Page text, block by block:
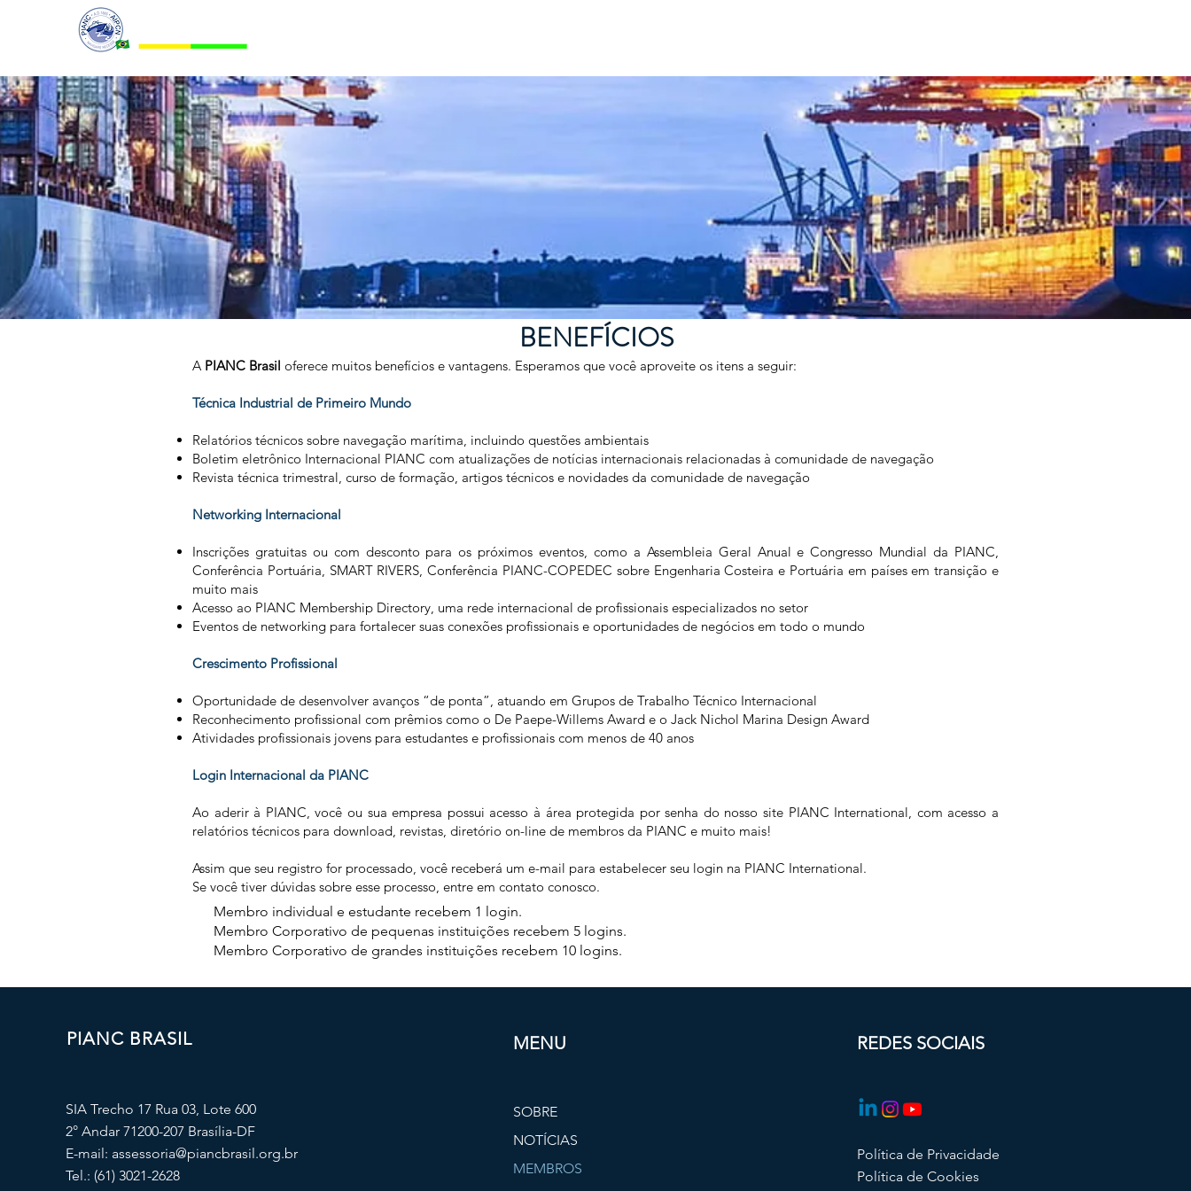
BENEFÍCIOS
A PIANC Brasil oferece muitos benefícios e vantagens. Esperamos que você aproveite os itens a seguir:
Técnica Industrial de Primeiro Mundo
Relatórios técnicos sobre navegação marítima, incluindo questões ambientais
Boletim eletrônico Internacional PIANC com atualizações de notícias internacionais relacionadas à comunidade de navegação
Revista técnica trimestral, curso de formação, artigos técnicos e novidades da comunidade de navegação
Networking Internacional
Inscrições gratuitas ou com desconto para os próximos eventos, como a Assembleia Geral Anual e Congresso Mundial da PIANC,
Conferência Portuária, SMART RIVERS, Conferência PIANC-COPEDEC sobre Engenharia Costeira e Portuária em países em transição e
muito mais
Acesso ao PIANC Membership Directory, uma rede internacional de profissionais especializados no setor
Eventos de networking para fortalecer suas conexões profissionais e oportunidades de negócios em todo o mundo
Crescimento Profissional
Oportunidade de desenvolver avanços “de ponta”, atuando em Grupos de Trabalho Técnico Internacional
Reconhecimento profissional com prêmios como o De Paepe-Willems Award e o Jack Nichol Marina Design Award
Atividades profissionais jovens para estudantes e profissionais com menos de 40 anos
Login Internacional da PIANC
Ao aderir à PIANC, você ou sua empresa possui acesso à área protegida por senha do nosso site PIANC International, com acesso a
relatórios técnicos para download, revistas, diretório on-line de membros da PIANC e muito mais!
Assim que seu registro for processado, você receberá um e-mail para estabelecer seu login na PIANC International.
Se você tiver dúvidas sobre esse processo, entre em contato conosco.
Membro individual e estudante recebem 1 login.
Membro Corporativo de pequenas instituições recebem 5 logins.
Membro Corporativo de grandes instituições recebem 10 logins.
PIANC BRASIL
SIA Trecho 17 Rua 03, Lote 600
2° Andar 71200-207 Brasília-DF
E-mail: assessoria@piancbrasil.org.br
Tel.: (61) 3021-2628
MENU
SOBRE
NOTÍCIAS
MEMBROS
REDES SOCIAIS
Política de Privacidade
Política de Cookies